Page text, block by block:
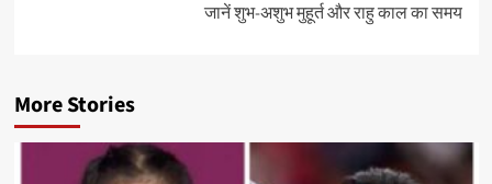
जानें शुभ-अशुभ मुहूर्त और राहु काल का समय
More Stories